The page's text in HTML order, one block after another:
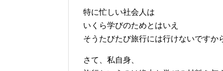
特に忙しい社会人は
いくら学びのためとはいえ
そうたびたび旅行には行けないですか
さて、私自身、